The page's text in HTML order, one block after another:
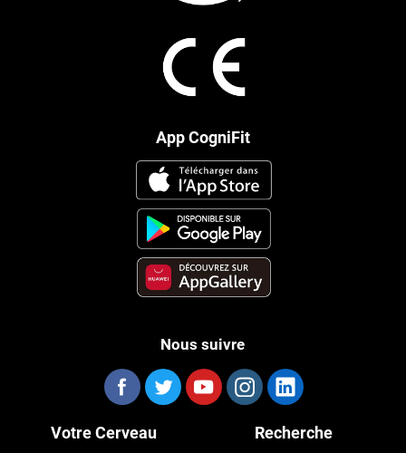
App CogniFit
Nous suivre
Votre Cerveau Recherche